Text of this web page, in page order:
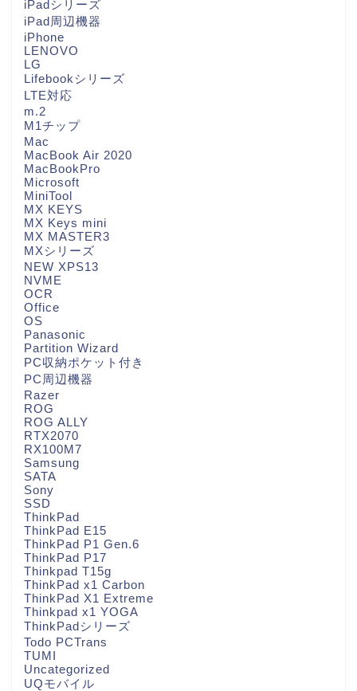
iPadシリーズ
iPad周辺機器
iPhone
LENOVO
LG
Lifebookシリーズ
LTE対応
m.2
M1チップ
Mac
MacBook Air 2020
MacBookPro
Microsoft
MiniTool
MX KEYS
MX Keys mini
MX MASTER3
MXシリーズ
NEW XPS13
NVME
OCR
Office
OS
Panasonic
Partition Wizard
PC収納ポケット付き
PC周辺機器
Razer
ROG
ROG ALLY
RTX2070
RX100M7
Samsung
SATA
Sony
SSD
ThinkPad
ThinkPad E15
ThinkPad P1 Gen.6
ThinkPad P17
Thinkpad T15g
ThinkPad x1 Carbon
ThinkPad X1 Extreme
Thinkpad x1 YOGA
ThinkPadシリーズ
Todo PCTrans
TUMI
Uncategorized
UQモバイル